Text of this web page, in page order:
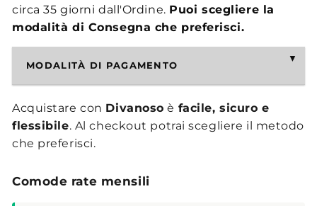
circa 35 giorni dall'Ordine. Puoi scegliere la
modalità di Consegna che preferisci.
MODALITÀ DI PAGAMENTO
Acquistare con Divanoso è facile, sicuro e
flessibile. Al checkout potrai scegliere il metodo
che preferisci.
Comode rate mensili